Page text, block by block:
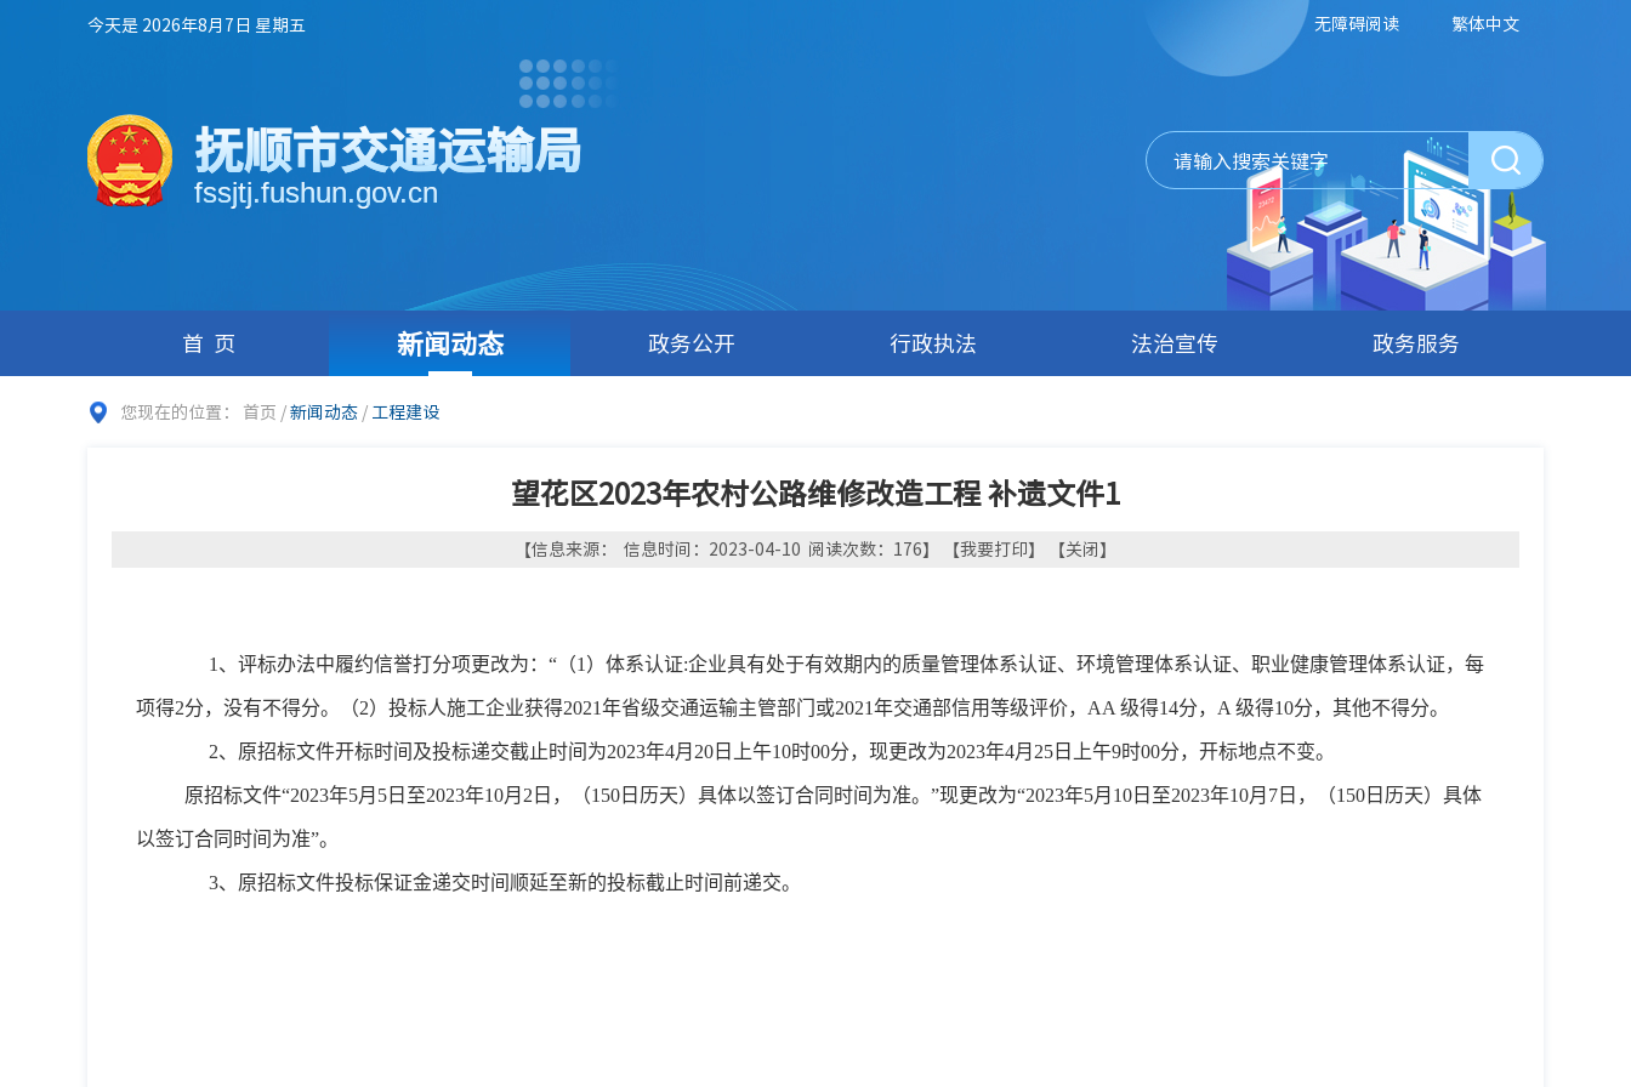
今天是 2026年8月7日 星期五 无障碍阅读 繁体中文
抚顺市交通运输局
fssjtj.fushun.gov.cn
首页 新闻动态 政务公开 行政执法 法治宣传 政务服务
您现在的位置： 首页 /新闻动态 / 工程建设
望花区2023年农村公路维修改造工程 补遗文件1
【信息来源： 信息时间：2023-04-10 阅读次数： 176】 【我要打印】 【关闭】
1、 评标办法中履约信誉打分项更改为：“（1）体系认证:企业具有处于有效期内的质量管理体系认证、环境管理体系认证、职业健康管理体系认证，每
项得2分，没有不得分。（2）投标人施工企业获得2021年省级交通运输主管部门或2021年交通部信用等级评价，AA 级得14分，A 级得10分，其他不得分。
2、 原招标文件开标时间及投标递交截止时间为2023年4月20日上午10时00分，现更改为2023年4月25日上午9时00分，开标地点不变。
原招标文件“2023年5月5日至2023年10月2日，（150日历天）具体以签订合同时间为准。”现更改为“2023年5月10日至2023年10月7日，（150日历天）具体
以签订合同时间为准”。
3、 原招标文件投标保证金递交时间顺延至新的投标截止时间前递交。